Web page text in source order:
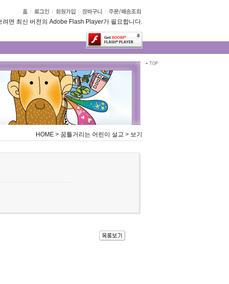
려면 최신 버전의 Adobe Flash Player가 필요합니다.
HOME > 꿈틀거리는 어린이 설교 > 보기